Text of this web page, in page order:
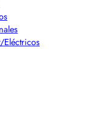
Eléctricos